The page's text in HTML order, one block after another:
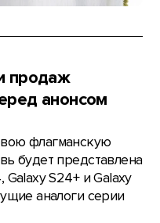
продаж
анонсом
флагманскую
будет представлена
S24+ и Galaxy
аналоги серии